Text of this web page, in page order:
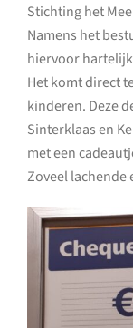
Stichting het
Namens het
hiervoor
Het komt direct
kinderen. Deze
Sinterklaas en
met een
Zoveel lachende